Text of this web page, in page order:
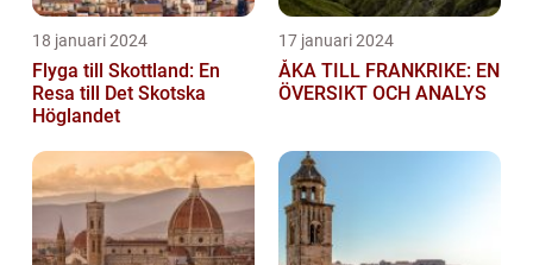
18 januari 2024
Flyga till Skottland: En
Resa till Det Skotska
Höglandet
17 januari 2024
ÅKA TILL FRANKRIKE: EN
ÖVERSIKT OCH ANALYS